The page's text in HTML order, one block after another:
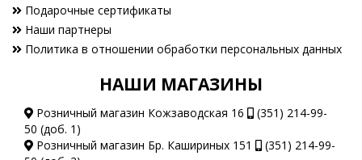
Подарочные сертификаты
Наши партнеры
Политика в отношении обработки персональных данных
НАШИ МАГАЗИНЫ
Розничный магазин Кожзаводская 16
(351) 214-99-
50 (доб. 1)
Розничный магазин Бр. Кашириных 151
(351) 214-99-